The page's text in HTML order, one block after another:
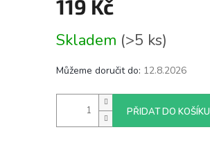
119 Kč
cena:
Skladem (>5 ks)
Můžeme doručit do: 12.8.2026
PŘIDAT DO KOŠÍKU